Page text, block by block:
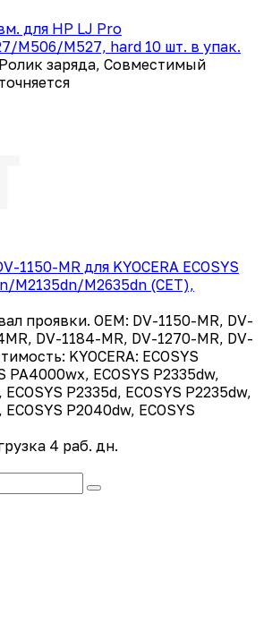
для HP LJ Pro
M506/M527, hard 10 шт. в упак.
заряда, Совместимый
1150-MR для KYOCERA ECOSYS
M2135dn/M2635dn (CET),
проявки. OEM: DV-1150-MR, DV-
DV-1184-MR, DV-1270-MR, DV-
KYOCERA: ECOSYS
PA4000wx, ECOSYS P2335dw,
ECOSYS P2335d, ECOSYS P2235dw,
ECOSYS P2040dw, ECOSYS
4 раб. дн.